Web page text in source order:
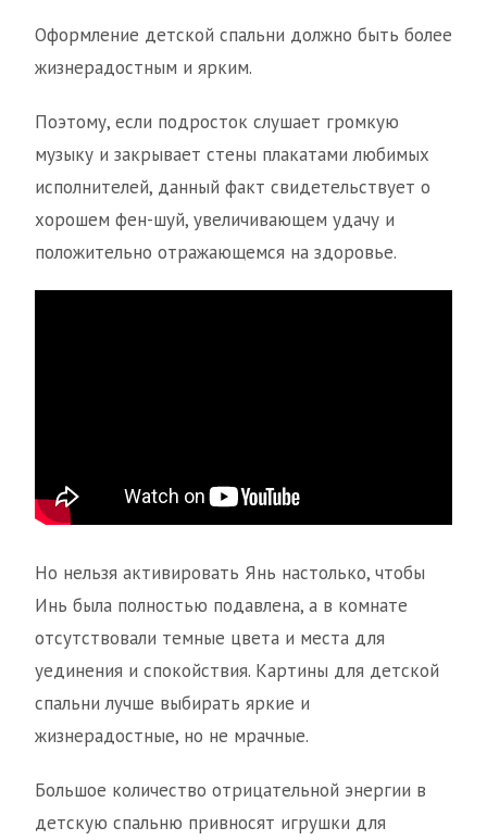
Оформление детской спальни должно быть более
жизнерадостным и ярким.
Поэтому, если подросток слушает громкую
музыку и закрывает стены плакатами любимых
исполнителей, данный факт свидетельствует о
хорошем фен-шуй, увеличивающем удачу и
положительно отражающемся на здоровье.
Но нельзя активировать Янь настолько, чтобы
Инь была полностью подавлена, а в комнате
отсутствовали темные цвета и места для
уединения и спокойствия. Картины для детской
спальни лучше выбирать яркие и
жизнерадостные, но не мрачные.
Большое количество отрицательной энергии в
детскую спальню привносят игрушки для